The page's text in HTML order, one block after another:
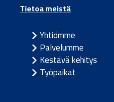
Tietoa meistä
Yhtiömme
Palvelumme
Kestävä kehitys
Työpaikat